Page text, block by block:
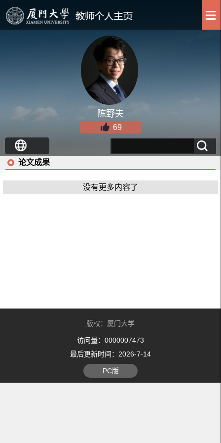
陈野夫
69
论文成果
没有更多内容了
版权：厦门大学
访问量： 0000007473
最后更新时间： 2026-7-14
PC版